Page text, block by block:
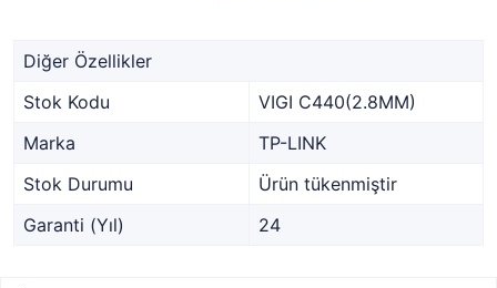
Diğer Özellikler
Stok Kodu
VIGI C440(2.8MM)
Marka
TP-LINK
Stok Durumu
Ürün tükenmiştir
Garanti (Yıl)
24